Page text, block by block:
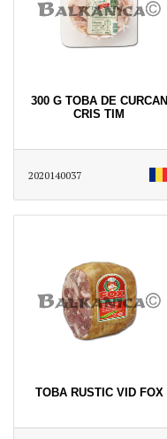
300 G TOBA DE CURCAN
CRIS TIM
2020140037
TOBA RUSTIC VID FOX